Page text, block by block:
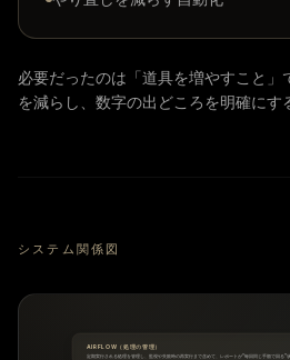
必要だったのは「道具を増やすこと」
を減らし、数字の出どころを明確にす
システム関係図
AIRFLOW（処理の管理）
定期実行される処理を管理し、監視や失敗時の再実行まで含めて、レポートが“毎回同じ手順で回る”状